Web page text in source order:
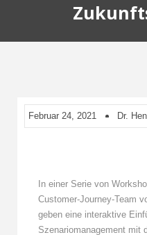
Februar 24, 2021 Dr.
In einer Serie von
Customer-Journey-Team
geben eine interaktive
Szenariomanagement mit